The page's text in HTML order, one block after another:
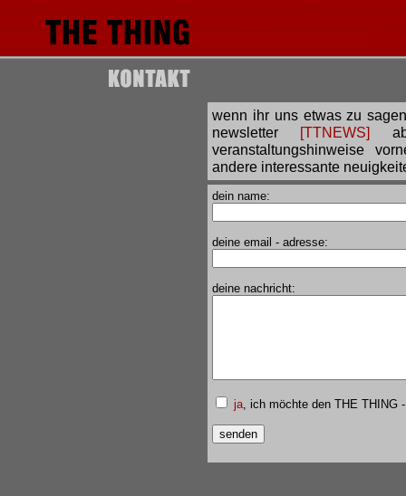
wenn ihr uns etwas zu
newsletter [TTNEWS]
veranstaltungshinweise
andere interessante
dein name:
deine email - adresse:
deine nachricht:
ja, ich möchte den THE THING